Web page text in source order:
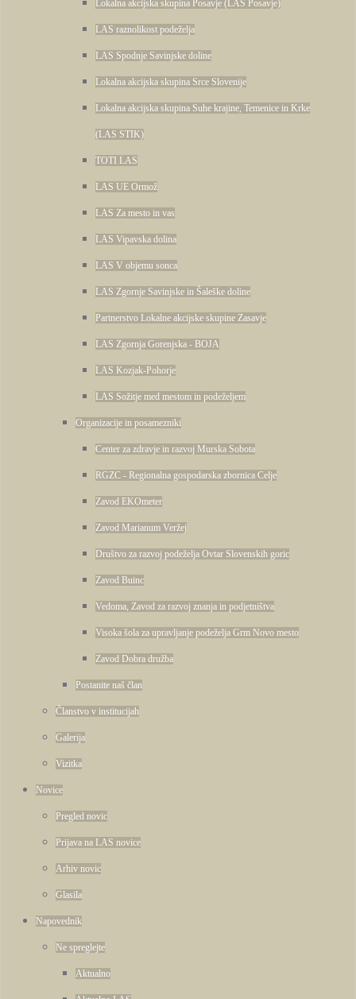
Lokalna akcijska skupina Posavje (LAS Posavje)
LAS raznolikost podeželja
LAS Spodnje Savinjske doline
Lokalna akcijska skupina Srce Slovenije
Lokalna akcijska skupina Suhe krajine, Temenice in Krke
(LAS STIK)
TOTI LAS
LAS UE Ormož
LAS Za mesto in vas
LAS Vipavska dolina
LAS V objemu sonca
LAS Zgornje Savinjske in Šaleške doline
Partnerstvo Lokalne akcijske skupine Zasavje
LAS Zgornja Gorenjska - BOJA
LAS Kozjak-Pohorje
LAS Sožitje med mestom in podeželjem
Organizacije in posamezniki
Center za zdravje in razvoj Murska Sobota
RGZC - Regionalna gospodarska zbornica Celje
Zavod EKOmeter
Zavod Marianum Veržej
Društvo za razvoj podeželja Ovtar Slovenskih goric
Zavod Buinc
Vedoma, Zavod za razvoj znanja in podjetništva
Visoka šola za upravljanje podeželja Grm Novo mesto
Zavod Dobra družba
Postanite naš član
Članstvo v institucijah
Galerija
Vizitka
Novice
Pregled novic
Prijava na LAS novice
Arhiv novic
Glasila
Napovednik
Ne spreglejte
Aktualno